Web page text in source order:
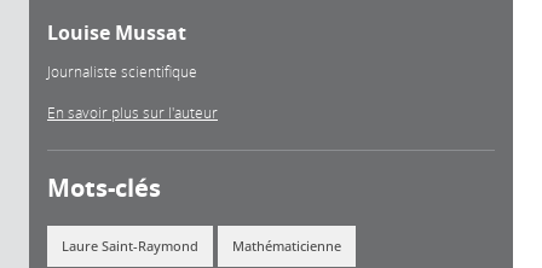
Louise Mussat
Journaliste scientifique
En savoir plus sur l'auteur
Mots-clés
Laure Saint-Raymond Mathématicienne